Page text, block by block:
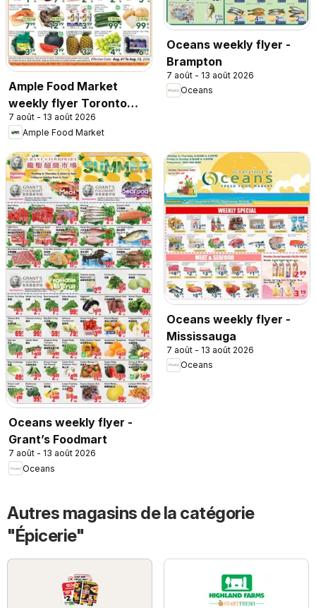
Ample Food Market
weekly flyer Toronto
York
7 août - 13 août 2026
Ample Food Market
Oceans weekly flyer -
Brampton
7 août - 13 août 2026
Oceans
Oceans weekly flyer -
Grant’s Foodmart
7 août - 13 août 2026
Oceans
Oceans weekly flyer -
Mississauga
7 août - 13 août 2026
Oceans
Autres magasins de la catégorie
"Épicerie"